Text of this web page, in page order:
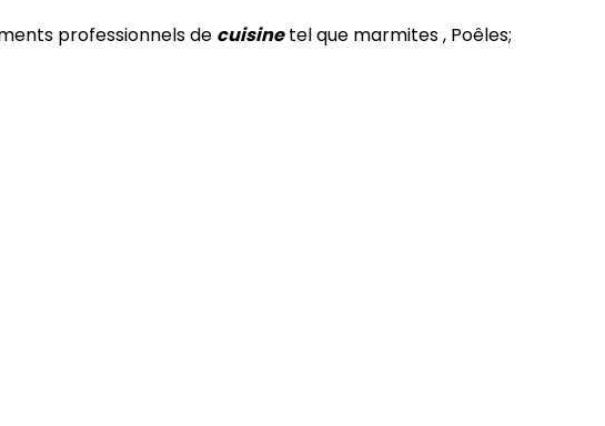
professionnels de cuisine tel que marmites , Poêles;